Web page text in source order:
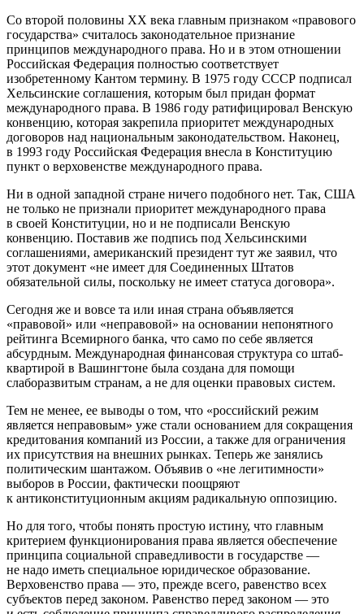
Со второй половины XX века главным признаком «правового
государства» считалось законодательное признание
принципов международного права. Но и в этом отношении
Российская Федерация полностью соответствует
изобретенному Кантом термину. В 1975 году СССР подписал
Хельсинские соглашения, которым был придан формат
международного права. В 1986 году ратифицировал Венскую
конвенцию, которая закрепила приоритет международных
договоров над национальным законодательством. Наконец,
в 1993 году Российская Федерация внесла в Конституцию
пункт о верховенстве международного права.
Ни в одной западной стране ничего подобного нет. Так, США
не только не признали приоритет международного права
в своей Конституции, но и не подписали Венскую
конвенцию. Поставив же подпись под Хельсинскими
соглашениями, американский президент тут же заявил, что
этот документ «не имеет для Соединенных Штатов
обязательной силы, поскольку не имеет статуса договора».
Сегодня же и вовсе та или иная страна объявляется
«правовой» или «неправовой» на основании непонятного
рейтинга Всемирного банка, что само по себе является
абсурдным. Международная финансовая структура со штаб-
квартирой в Вашингтоне была создана для помощи
слаборазвитым странам, а не для оценки правовых систем.
Тем не менее, ее выводы о том, что «российский режим
является неправовым» уже стали основанием для сокращения
кредитования компаний из России, а также для ограничения
их присутствия на внешних рынках. Теперь же занялись
политическим шантажом. Объявив о «не легитимности»
выборов в России, фактически поощряют
к антиконституционным акциям радикальную оппозицию.
Но для того, чтобы понять простую истину, что главным
критерием функционирования права является обеспечение
принципа социальной справедливости в государстве —
не надо иметь специальное юридическое образование.
Верховенство права — это, прежде всего, равенство всех
субъектов перед законом. Равенство перед законом — это